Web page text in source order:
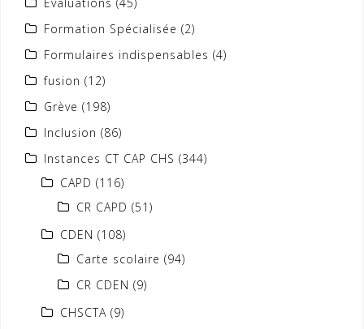
Formation Spécialisée (2)
Formulaires indispensables (4)
fusion (12)
Grève (198)
Inclusion (86)
Instances CT CAP CHS (344)
CAPD (116)
CR CAPD (51)
CDEN (108)
Carte scolaire (94)
CR CDEN (9)
CHSCTA (9)